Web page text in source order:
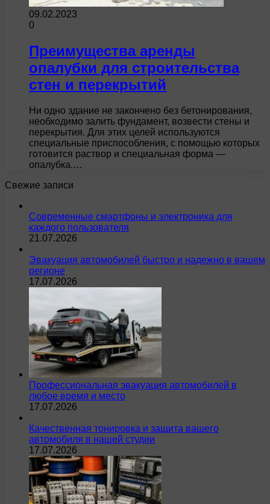
09.02.2023
0
Преимущества аренды
опалубки для строительства
стен и перекрытий
Ни одно здание не закончено без бетонирования,
необходимо залить фундамент, возвести стены и
перекрытия. Для этих целей используются
специальные приспособления, с помощью которых
готовится раствор и специальная форма —
опалубка.…
Свежие записи
Современные смартфоны и электроника для
каждого пользователя
21.07.2026
Эвакуация автомобилей быстро и надежно в вашем
регионе
17.07.2026
Профессиональная эвакуация автомобилей в
любое время и место
17.07.2026
Качественная тонировка и защита вашего
автомобиля в нашей студии
17.07.2026